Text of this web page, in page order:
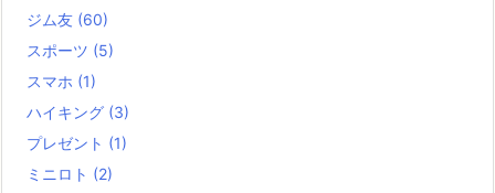
ジム友 (60)
スポーツ (5)
スマホ (1)
ハイキング (3)
プレゼント (1)
ミニロト (2)